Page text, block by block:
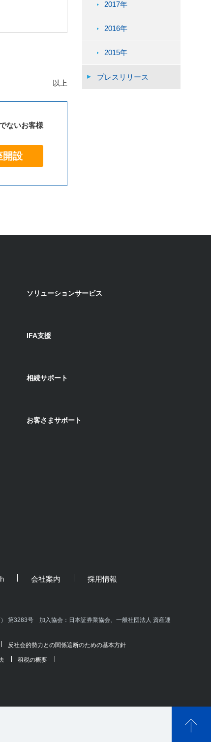
以上
ないお客様
開設
2017年
2016年
2015年
プレスリリース
ソリューションサービス
IFA支援
相続サポート
お客さまサポート
会社案内 採用情報
第3283号 加入協会：日本証券業協会、一般社団法人 資産運
反社会的勢力との関係遮断のための基本方針
租税の概要